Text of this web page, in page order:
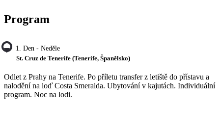
Program
1. Den - Neděle
St. Cruz de Tenerife (Tenerife, Španělsko)
Odlet z Prahy na Tenerife. Po příletu transfer z letiště do přístavu a
nalodění na loď Costa Smeralda. Ubytování v kajutách. Individuální
program. Noc na lodi.